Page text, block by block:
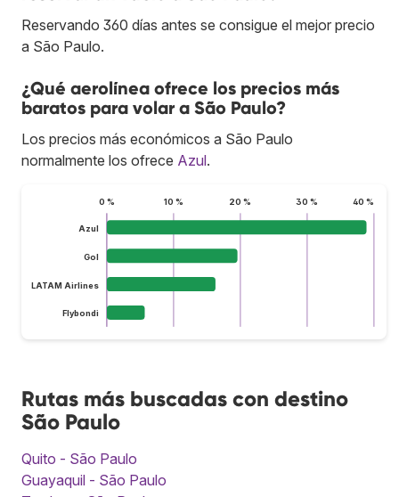
Reservando 360 días antes se consigue el mejor precio
a São Paulo.
¿Qué aerolínea ofrece los precios más
baratos para volar a São Paulo?
Los precios más económicos a São Paulo
normalmente los ofrece Azul.
0 % 10 % 20 % 30 % 40 %
Azul
Gol
LATAM Airlines
Flybondi
Rutas más buscadas con destino
São Paulo
Quito - São Paulo
Guayaquil - São Paulo